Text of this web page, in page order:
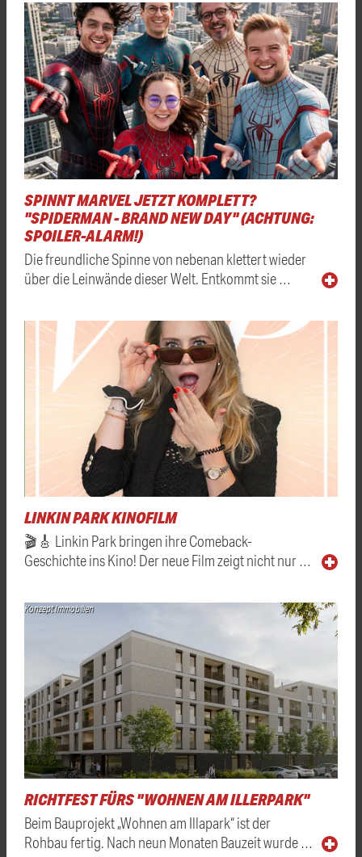
SPINNT MARVEL JETZT KOMPLETT?
"SPIDERMAN - BRAND NEW DAY" (ACHTUNG:
SPOILER-ALARM!)
Die freundliche Spinne von nebenan klettert wieder
über die Leinwände dieser Welt. Entkommt sie …
LINKIN PARK KINOFILM
🎬🎸 Linkin Park bringen ihre Comeback-
Geschichte ins Kino! Der neue Film zeigt nicht nur …
Konzept Immobilien
RICHTFEST FÜRS "WOHNEN AM ILLERPARK"
Beim Bauprojekt „Wohnen am Illapark“ ist der
Rohbau fertig. Nach neun Monaten Bauzeit wurde …